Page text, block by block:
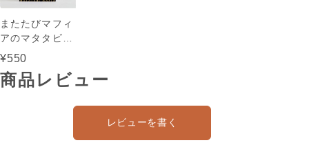
またたびマフィ
アのマタタビ
【国産】
¥550
商品レビュー
レビューを書く